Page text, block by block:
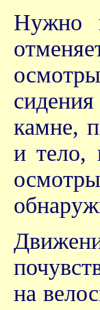
Нужно
камне,
и тело,
на